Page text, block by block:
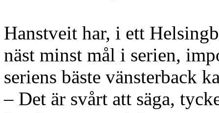
Hanstveit har, i ett
näst minst mål i serien,
seriens bäste vänsterback
– Det är svårt att säga,